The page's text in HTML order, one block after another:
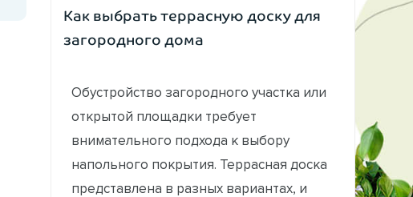
Как выбрать террасную доску для
загородного дома
Обустройство загородного участка или
открытой площадки требует
внимательного подхода к выбору
напольного покрытия. Террасная доска
представлена в разных вариантах, и